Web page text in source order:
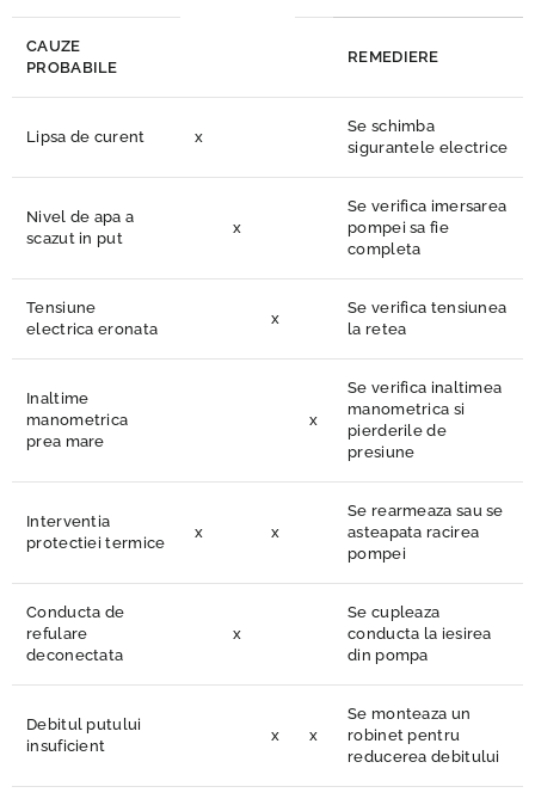
CAUZE
PROBABILE
REMEDIERE
Lipsa de curent x
Se schimba
sigurantele electrice
Nivel de apa a
scazut in put
x
Se verifica imersarea
pompei sa fie
completa
Tensiune
electrica eronata
x
Se verifica tensiunea
la retea
Inaltime
manometrica
prea mare
x
Se verifica inaltimea
manometrica si
pierderile de
presiune
Interventia
protectiei termice
x x
Se rearmeaza sau se
asteapata racirea
pompei
Conducta de
refulare
deconectata
x
Se cupleaza
conducta la iesirea
din pompa
Debitul putului
insuficient
x x
Se monteaza un
robinet pentru
reducerea debitului